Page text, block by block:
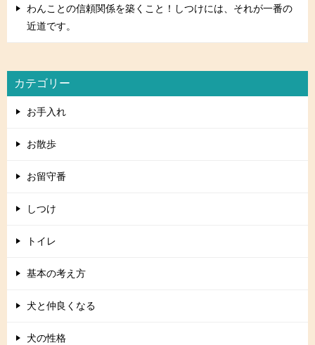
わんことの信頼関係を築くこと！しつけには、それが一番の
近道です。
カテゴリー
お手入れ
お散歩
お留守番
しつけ
トイレ
基本の考え方
犬と仲良くなる
犬の性格